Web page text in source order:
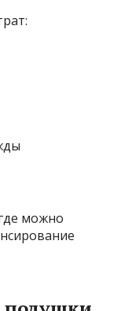
можно